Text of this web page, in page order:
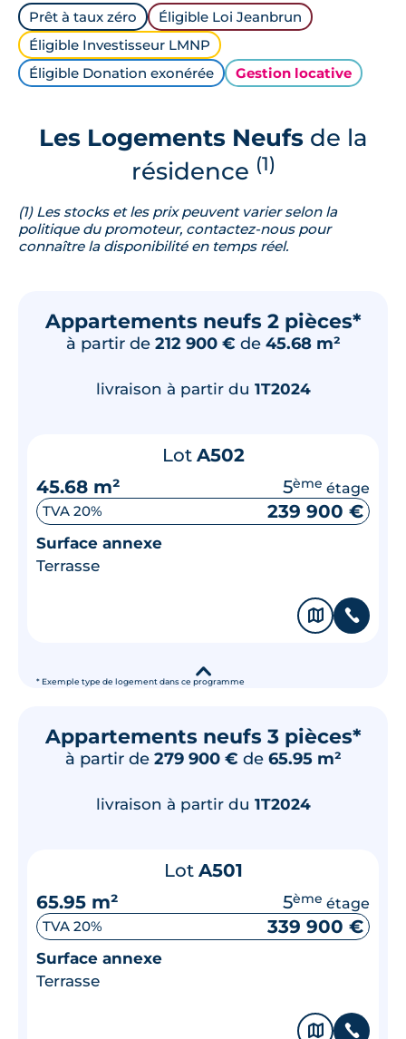
Prêt à taux zéro
Éligible Loi Jeanbrun
Éligible Investisseur LMNP
Éligible Donation exonérée
Gestion locative
Les Logements Neufsde la
résidence (1)
(1) Les stocks et les prix peuvent varier selon la
politique du promoteur, contactez-nous pour
connaître la disponibilité en temps réel.
Appartements neufs 2 pièces*
à partir de 212 900 € de 45.68 m²
* Exemple type de logement dans ce programme
livraison à partir du 1T2024
Lot A502
45.68 m²
5ème étage
TVA 20% 239 900 €
Surface annexe
Terrasse
🗞 📞
▾
Appartements neufs 3 pièces*
à partir de 279 900 € de 65.95 m²
livraison à partir du 1T2024
Lot A501
65.95 m²
5ème étage
TVA 20% 339 900 €
Surface annexe
Terrasse
🗞 📞